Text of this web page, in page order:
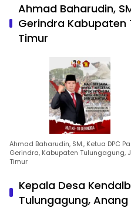
Ahmad Baharudin,
Gerindra Kabupaten
Timur
Ahmad Baharudin, SM., Ketua DPC
Gerindra, Kabupaten Tulungagung,
Timur
Kepala Desa
Tulungagung, Anang